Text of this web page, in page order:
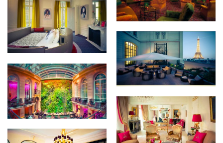
W Paris Opéra
Shangri-La Hôtel Paris
Hotel Pershing Hall
Hôtel Plaza Athénée